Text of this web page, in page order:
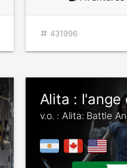
431996
Alita : l'ange
v.o. : Alita: Battle